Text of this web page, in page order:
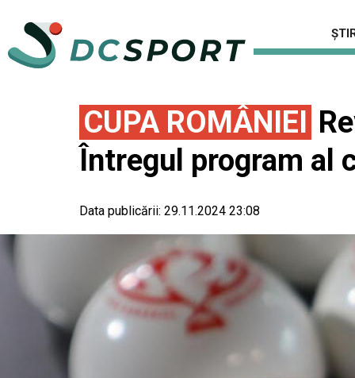
CUPA ROMÂNIEI
Întregul program al
Data publicării: 29.11.2024 23:08